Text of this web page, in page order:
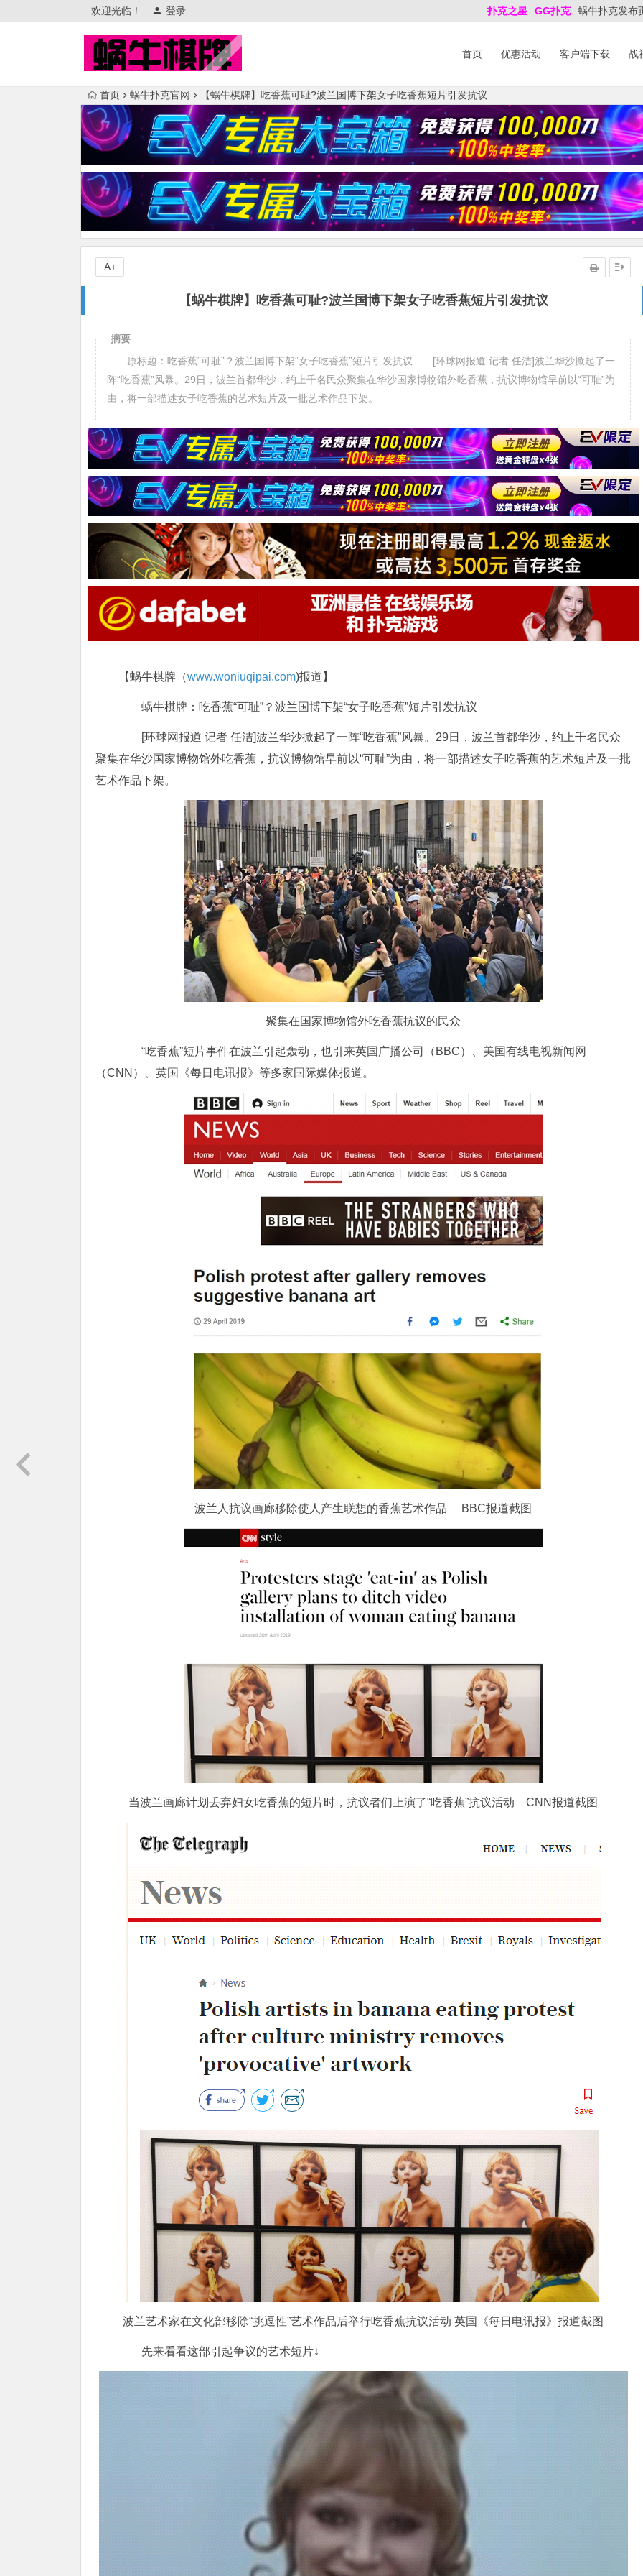
欢迎光临！ 登录 扑克之星 GG扑克 蜗牛扑克发布
首页 优惠活动 客户端下载 战
首页 蜗牛扑克官网 【蜗牛棋牌】吃香蕉可耻?波兰国博下架女子吃香蕉短片引发抗议
【蜗牛棋牌】吃香蕉可耻?波兰国博下架女子吃香蕉短片引发抗议
A+
摘要
原标题：吃香蕉“可耻”？波兰国博下架“女子吃香蕉”短片引发抗议 [环球网报道 记者 任洁]波兰华沙掀起了一
阵“吃香蕉”风暴。29日，波兰首都华沙，约上千名民众聚集在华沙国家博物馆外吃香蕉，抗议博物馆早前以“可耻”为
由，将一部描述女子吃香蕉的艺术短片及一批艺术作品下架。
【蜗牛棋牌（www.woniuqipai.com)报道】
蜗牛棋牌：吃香蕉“可耻”？波兰国博下架“女子吃香蕉”短片引发抗议
[环球网报道 记者 任洁]波兰华沙掀起了一阵“吃香蕉”风暴。29日，波兰首都华沙，约上千名民众
聚集在华沙国家博物馆外吃香蕉，抗议博物馆早前以“可耻”为由，将一部描述女子吃香蕉的艺术短片及一批
艺术作品下架。
聚集在国家博物馆外吃香蕉抗议的民众
“吃香蕉”短片事件在波兰引起轰动，也引来英国广播公司（BBC）、美国有线电视新闻网
（CNN）、英国《每日电讯报》等多家国际媒体报道。
波兰人抗议画廊移除使人产生联想的香蕉艺术作品 BBC报道截图
当波兰画廊计划丢弃妇女吃香蕉的短片时，抗议者们上演了“吃香蕉”抗议活动 CNN报道截图
波兰艺术家在文化部移除“挑逗性”艺术作品后举行吃香蕉抗议活动 英国《每日电讯报》报道截图
先来看看这部引起争议的艺术短片↓